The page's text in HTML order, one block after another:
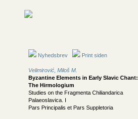
Nyhedsbrev Print siden
Velimirović, Miloš M.
Byzantine Elements in Early Slavic Chant:
The Hirmologium
Studies on the Fragmenta Chiliandarica
Palaeoslavica. I
Pars Principalis et Pars Suppletoria